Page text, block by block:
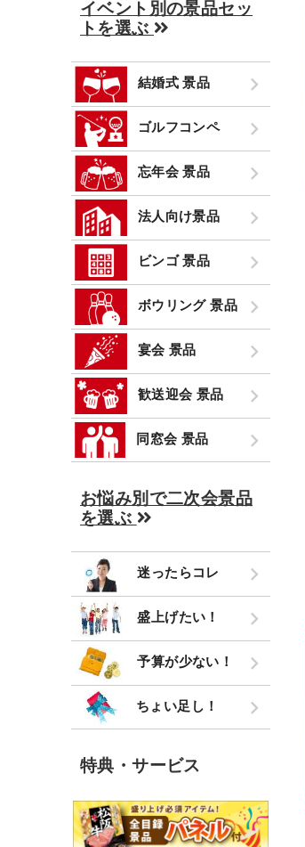
イベント別の景品セッ
トを選ぶ
結婚式 景品
ゴルフコンペ
忘年会 景品
法人向け景品
ビンゴ 景品
ボウリング 景品
宴会 景品
歓送迎会 景品
同窓会 景品
お悩み別で二次会景品
を選ぶ
迷ったらコレ
盛上げたい！
予算が少ない！
ちょい足し！
特典・サービス